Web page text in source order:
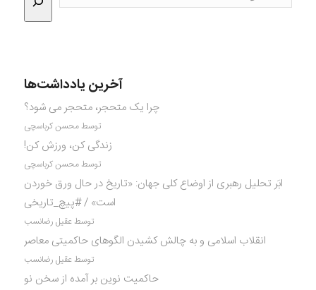
آخرین یادداشت‌ها
چرا یک متحجر، متحجر می شود؟
توسط محسن کرباسچی
زندگی کن، ورزش کن!
توسط محسن کرباسچی
ابَر تحلیل رهبری از اوضاع کلی جهان: «تاریخ در حال ورق خوردن
است» / #پیچ_تاریخی
توسط عقیل رضانسب
انقلاب اسلامی و به چالش کشیدن الگوهای حاکمیتی معاصر
توسط عقیل رضانسب
حاکمیت نوین بر آمده از سخن نو